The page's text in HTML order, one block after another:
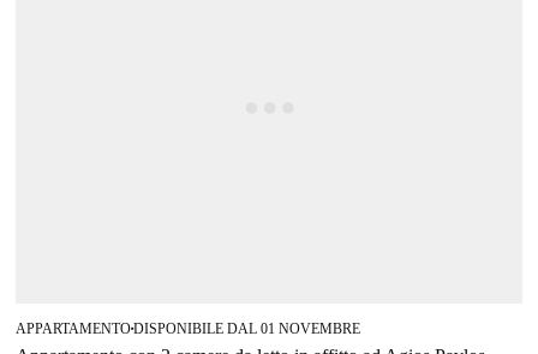
APPARTAMENTO■DISPONIBILE DAL 01 NOVEMBRE